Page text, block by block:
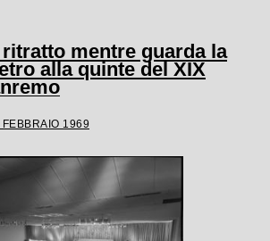
mentre guarda la
alla quinte del XIX
1969